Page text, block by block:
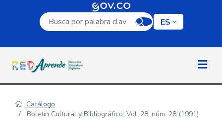
Campo de búsqueda por palabra clave
ES
Catálogo
Boletín Cultural y Bibliográfico: Vol. 28, núm. 28 (1991)